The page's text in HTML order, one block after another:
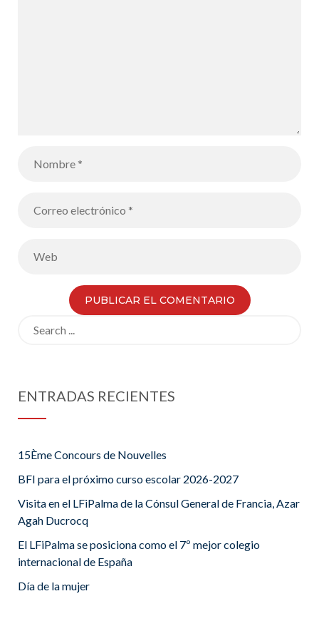
ENTRADAS RECIENTES
15Ème Concours de Nouvelles
BFI para el próximo curso escolar 2026-2027
Visita en el LFiPalma de la Cónsul General de Francia, Azar
Agah Ducrocq
El LFiPalma se posiciona como el 7º mejor colegio
internacional de España
Día de la mujer